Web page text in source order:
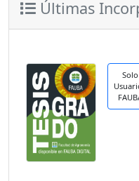
Últimas
Solo